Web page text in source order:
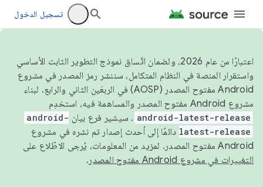
تسجيل الدخول
اعتبارًا من عام 2026، ولضمان اتّساق نموذج التطوير الثابت الأساسي
واستقرار المنصة في النظام المتكامل، سننشر رمز المصدر في مشروع
Android مفتوح المصدر (AOSP) في الربعَين الثاني والرابع. لبناء
مشروع Android مفتوح المصدر والمساهمة فيه، استخدِم
android-latest-release . سيشير فرع بيان android-
latest-release دائمًا إلى أحدث إصدار تم نشره في مشروع
Android مفتوح المصدر. لمزيد من المعلومات، يُرجى الاطّلاع على
التغييرات في مشروع Android مفتوح المصدر
.